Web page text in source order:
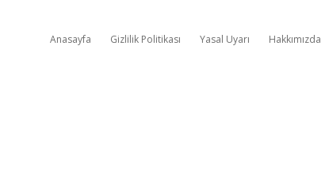
Anasayfa Gizlilik Politikası Yasal Uyarı Hakkımızda